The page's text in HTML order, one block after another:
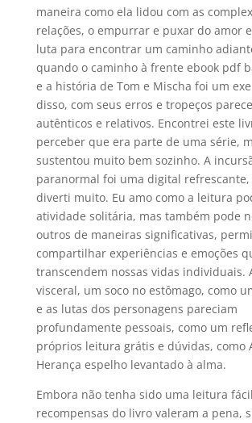
maneira como ela lidou com as
relações, o empurrar e puxar do amor
luta para encontrar um caminho
quando o caminho à frente ebook pdf
e a história de Tom e Mischa foi um
disso, com seus erros e tropeços
autênticos e relativos. Encontrei este
perceber que era parte de uma série,
sustentou muito bem sozinho. A
paranormal foi uma digital refrescante,
diverti muito. Eu amo como a leitura
atividade solitária, mas também pode
outros de maneiras significativas,
compartilhar experiências e emoções
transcendem nossas vidas individuais.
visceral, um soco no estômago, como
e as lutas dos personagens pareciam
profundamente pessoais, como um
próprios leitura grátis e dúvidas, como
Herança espelho levantado à alma.
Embora não tenha sido uma leitura
recompensas do livro valeram a pena,